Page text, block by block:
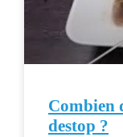
Combien
destop ?